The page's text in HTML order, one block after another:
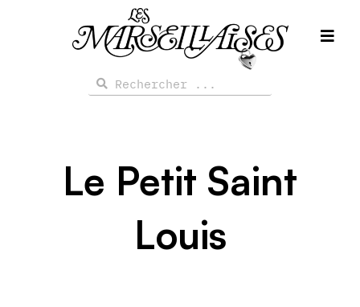
Rechercher
Rechercher
Le Petit Saint
Louis